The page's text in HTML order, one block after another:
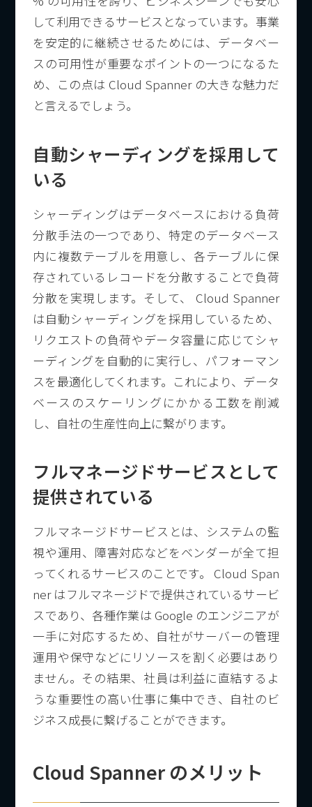
して利用できるサービスとなっています。事業
を安定的に継続させるためには、データベー
スの可用性が重要なポイントの一つになるた
め、この点は Cloud Spanner の大きな魅力だ
と言えるでしょう。
自動シャーディングを採用して
いる
シャーディングはデータベースにおける負荷
分散手法の一つであり、特定のデータベース
内に複数テーブルを用意し、各テーブルに保
存されているレコードを分散することで負荷
分散を実現します。そして、 Cloud Spanner
は自動シャーディングを採用しているため、
リクエストの負荷やデータ容量に応じてシャ
ーディングを自動的に実行し、パフォーマン
スを最適化してくれます。これにより、データ
ベースのスケーリングにかかる工数を削減
し、自社の生産性向上に繋がります。
フルマネージドサービスとして
提供されている
フルマネージドサービスとは、システムの監
視や運用、障害対応などをベンダーが全て担
ってくれるサービスのことです。 Cloud Span
ner はフルマネージドで提供されているサービ
スであり、各種作業は Google のエンジニアが
一手に対応するため、自社がサーバーの管理
運用や保守などにリソースを割く必要はあり
ません。その結果、社員は利益に直結するよ
うな重要性の高い仕事に集中でき、自社のビ
ジネス成長に繋げることができます。
Cloud Spanner のメリット